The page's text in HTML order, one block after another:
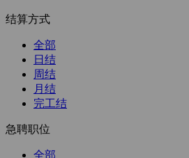
结算方式
全部
日结
周结
月结
完工结
急聘职位
全部